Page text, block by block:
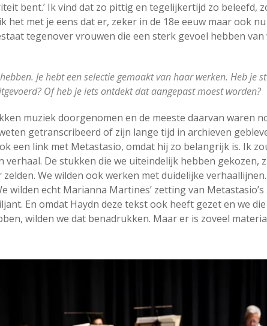
bent.’ Ik vind dat zo pittig en tegelijkertijd zo beleefd,
het met je eens dat er, zeker in de 18e eeuw maar ook
tegenover vrouwen die een sterk gevoel hebben van
Je hebt een selectie gemaakt van haar werken. Heb je
Of heb je iets ontdekt dat aangepast moest worden?
muziek doorgenomen en de meeste daarvan waren
getranscribeerd of zijn lange tijd in archieven
een link met Metastasio, omdat hij zo belangrijk is. Ik
verhaal. De stukken die we uiteindelijk hebben gekozen,
We wilden ook werken met duidelijke
wilden echt Marianna Martines’ zetting van Metastasio’s
En omdat Haydn deze tekst ook heeft gezet en we
wilden we dat benadrukken. Maar er is zoveel